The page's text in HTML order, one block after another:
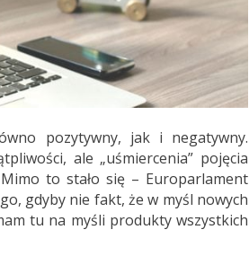
pozytywny, jak i negatywny.
ale „uśmiercenia” pojęcia
to stało się – Europarlament
gdyby nie fakt, że w myśl nowych
tu na myśli produkty wszystkich